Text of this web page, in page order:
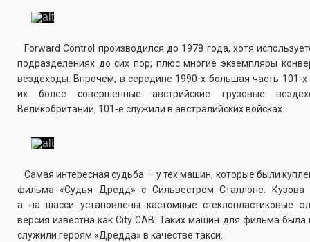
Forward Control производился до 1978 года, хотя
подразделениях до сих пор; плюс многие экземпляры
вездеходы. Впрочем, в середине 1990-х большая часть 101-
их более совершенные австрийские грузовые
Великобритании, 101-е служили в австралийских войсках.
Самая интересная судьба — у тех машин, которые были
фильма «Судья Дредд» с Сильвестром Сталлоне. Кузова
а на шасси установлены кастомные стеклопластиковые
версия известна как City CAB. Таких машин для фильма была
служили героям «Дредда» в качестве такси.